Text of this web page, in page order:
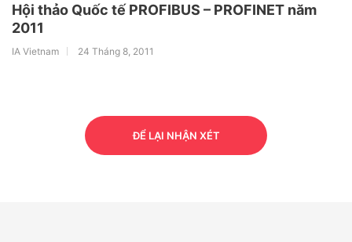
Hội thảo Quốc tế PROFIBUS – PROFINET năm
2011
IA Vietnam 24 Tháng 8, 2011
ĐỂ LẠI NHẬN XÉT